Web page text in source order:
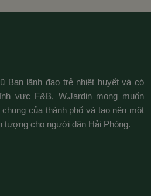
Ban lãnh đạo trẻ nhiệt huyết và có
vực F&B, W.Jardin mong muốn
của thành phố và tạo nên một
tượng cho người dân Hải Phòng.